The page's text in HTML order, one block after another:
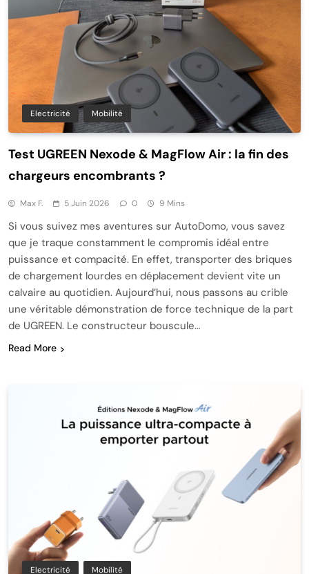
Electricité Mobilité
Test UGREEN Nexode & MagFlow Air : la fin des
chargeurs encombrants ?
Max F. 5 Juin 2026 0 9 Mins
Si vous suivez mes aventures sur AutoDomo, vous savez
que je traque constamment le compromis idéal entre
puissance et compacité. En effet, transporter des briques
de chargement lourdes en déplacement devient vite un
calvaire au quotidien. Aujourd’hui, nous passons au crible
une véritable démonstration de force technique de la part
de UGREEN. Le constructeur bouscule…
Read More
Electricité Mobilité